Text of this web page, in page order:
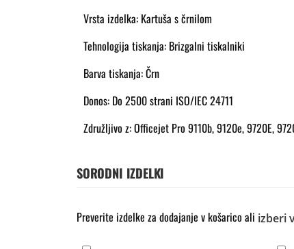
Vrsta izdelka: Kartuša s črnilom
Tehnologija tiskanja: Brizgalni tiskalniki
Barva tiskanja: Črn
Donos: Do 2500 strani ISO/IEC 24711
Združljivo z: Officejet Pro 9110b, 9120e, 9720E,
SORODNI IZDELKI
Preverite izdelke za dodajanje v košarico ali izberi